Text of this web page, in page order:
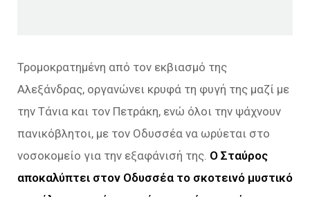
Τρομοκρατημένη από τον εκβιασμό της
Αλεξάνδρας, οργανώνει κρυφά τη φυγή της μαζί με
την Τάνια και τον Πετράκη, ενώ όλοι την ψάχνουν
πανικόβλητοι, με τον Οδυσσέα να ωρύεται στο
νοσοκομείο για την εξαφάνισή της. Ο Σταύρος
αποκαλύπτει στον Οδυσσέα το σκοτεινό μυστικό